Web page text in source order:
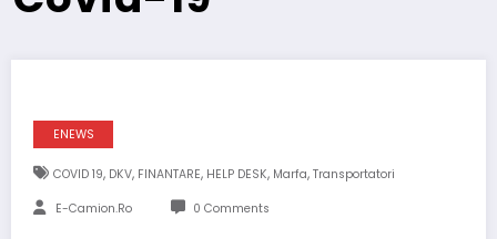
ENEWS
COVID 19, DKV, FINANTARE, HELP DESK, Marfa, Transportatori
E-Camion.ro 0 Comments